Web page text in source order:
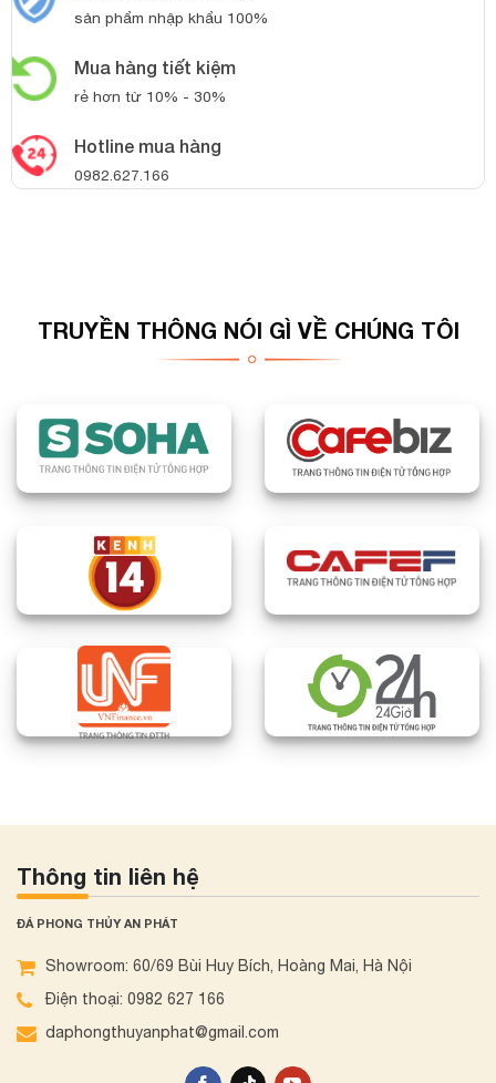
sản phẩm nhập khẩu 100%
Mua hàng tiết kiệm
rẻ hơn từ 10% - 30%
Hotline mua hàng
0982.627.166
TRUYỀN THÔNG NÓI GÌ VỀ CHÚNG TÔI
Thông tin liên hệ
ĐÁ PHONG THỦY AN PHÁT
Showroom: 60/69 Bùi Huy Bích, Hoàng Mai, Hà Nội
Điện thoại: 0982 627 166
daphongthuyanphat@gmail.com